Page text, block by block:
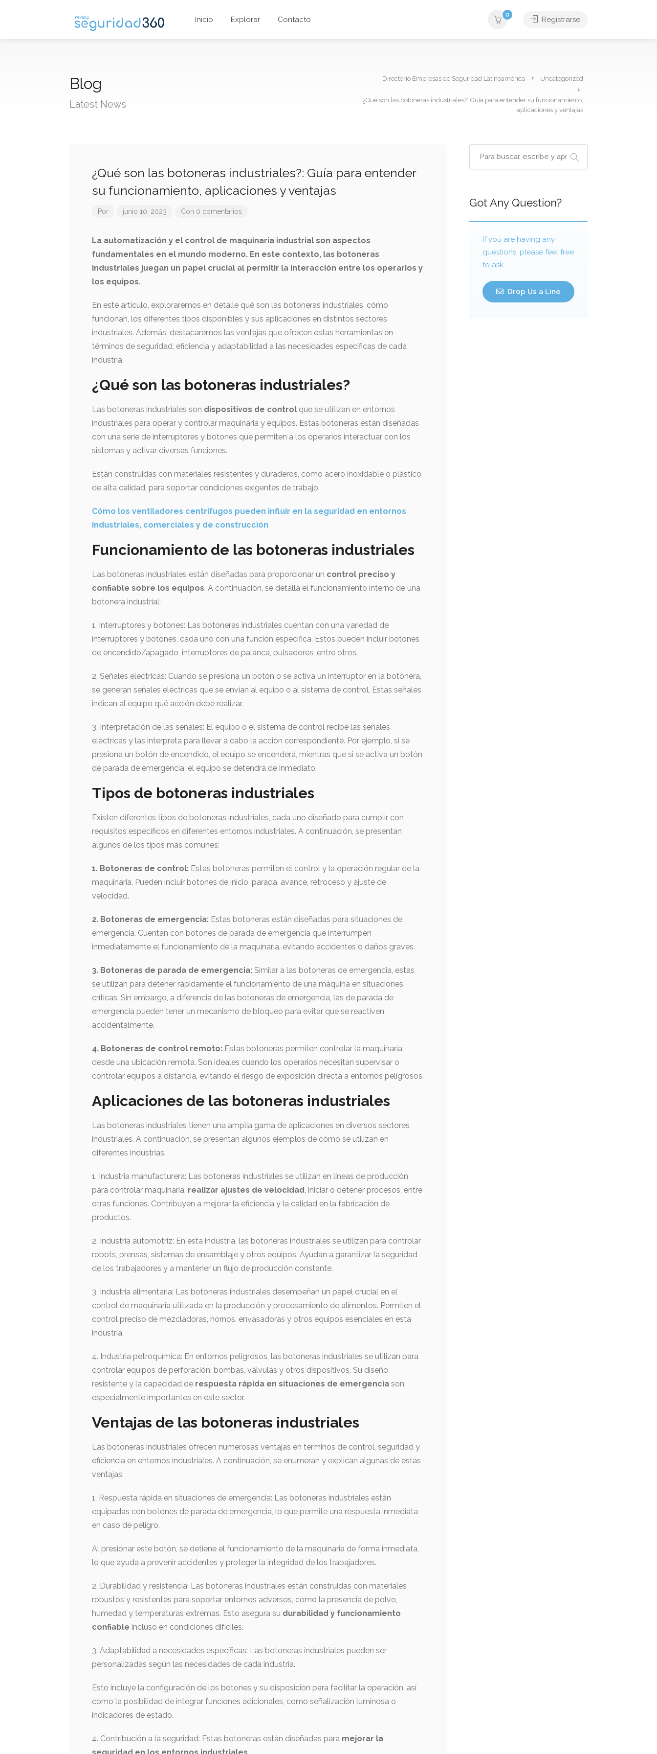
Inicio Explorar Contacto
0
Registrarse
Blog
Latest News
Directorio Empresas de Seguridad Latinoamérica Uncategorized
¿Qué son las botoneras industriales?: Guía para entender su funcionamiento,
aplicaciones y ventajas
¿Qué son las botoneras industriales?: Guía para entender
su funcionamiento, aplicaciones y ventajas
Por junio 10, 2023 Con 0 comentarios
La automatización y el control de maquinaria industrial son aspectos
fundamentales en el mundo moderno. En este contexto, las botoneras
industriales juegan un papel crucial al permitir la interacción entre los operarios y
los equipos.
En este artículo, exploraremos en detalle qué son las botoneras industriales, cómo
funcionan, los diferentes tipos disponibles y sus aplicaciones en distintos sectores
industriales. Además, destacaremos las ventajas que ofrecen estas herramientas en
términos de seguridad, eficiencia y adaptabilidad a las necesidades específicas de cada
industria.
¿Qué son las botoneras industriales?
Las botoneras industriales son dispositivos de control que se utilizan en entornos
industriales para operar y controlar maquinaria y equipos. Estas botoneras están diseñadas
con una serie de interruptores y botones que permiten a los operarios interactuar con los
sistemas y activar diversas funciones.
Están construidas con materiales resistentes y duraderos, como acero inoxidable o plástico
de alta calidad, para soportar condiciones exigentes de trabajo.
Cómo los ventiladores centrífugos pueden influir en la seguridad en entornos
industriales, comerciales y de construcción
Funcionamiento de las botoneras industriales
Las botoneras industriales están diseñadas para proporcionar un control preciso y
confiable sobre los equipos. A continuación, se detalla el funcionamiento interno de una
botonera industrial:
1. Interruptores y botones: Las botoneras industriales cuentan con una variedad de
interruptores y botones, cada uno con una función específica. Estos pueden incluir botones
de encendido/apagado, interruptores de palanca, pulsadores, entre otros.
2. Señales eléctricas: Cuando se presiona un botón o se activa un interruptor en la botonera,
se generan señales eléctricas que se envían al equipo o al sistema de control. Estas señales
indican al equipo qué acción debe realizar.
3. Interpretación de las señales: El equipo o el sistema de control recibe las señales
eléctricas y las interpreta para llevar a cabo la acción correspondiente. Por ejemplo, si se
presiona un botón de encendido, el equipo se encenderá, mientras que si se activa un botón
de parada de emergencia, el equipo se detendrá de inmediato.
Tipos de botoneras industriales
Existen diferentes tipos de botoneras industriales, cada uno diseñado para cumplir con
requisitos específicos en diferentes entornos industriales. A continuación, se presentan
algunos de los tipos más comunes:
1. Botoneras de control: Estas botoneras permiten el control y la operación regular de la
maquinaria. Pueden incluir botones de inicio, parada, avance, retroceso y ajuste de
velocidad.
2. Botoneras de emergencia: Estas botoneras están diseñadas para situaciones de
emergencia. Cuentan con botones de parada de emergencia que interrumpen
inmediatamente el funcionamiento de la maquinaria, evitando accidentes o daños graves.
3. Botoneras de parada de emergencia: Similar a las botoneras de emergencia, estas
se utilizan para detener rápidamente el funcionamiento de una máquina en situaciones
críticas. Sin embargo, a diferencia de las botoneras de emergencia, las de parada de
emergencia pueden tener un mecanismo de bloqueo para evitar que se reactiven
accidentalmente.
4. Botoneras de control remoto: Estas botoneras permiten controlar la maquinaria
desde una ubicación remota. Son ideales cuando los operarios necesitan supervisar o
controlar equipos a distancia, evitando el riesgo de exposición directa a entornos peligrosos.
Aplicaciones de las botoneras industriales
Las botoneras industriales tienen una amplia gama de aplicaciones en diversos sectores
industriales. A continuación, se presentan algunos ejemplos de cómo se utilizan en
diferentes industrias:
1. Industria manufacturera: Las botoneras industriales se utilizan en líneas de producción
para controlar maquinaria, realizar ajustes de velocidad, iniciar o detener procesos, entre
otras funciones. Contribuyen a mejorar la eficiencia y la calidad en la fabricación de
productos.
2. Industria automotriz: En esta industria, las botoneras industriales se utilizan para controlar
robots, prensas, sistemas de ensamblaje y otros equipos. Ayudan a garantizar la seguridad
de los trabajadores y a mantener un flujo de producción constante.
3. Industria alimentaria: Las botoneras industriales desempeñan un papel crucial en el
control de maquinaria utilizada en la producción y procesamiento de alimentos. Permiten el
control preciso de mezcladoras, hornos, envasadoras y otros equipos esenciales en esta
industria.
4. Industria petroquímica: En entornos peligrosos, las botoneras industriales se utilizan para
controlar equipos de perforación, bombas, válvulas y otros dispositivos. Su diseño
resistente y la capacidad de respuesta rápida en situaciones de emergencia son
especialmente importantes en este sector.
Ventajas de las botoneras industriales
Las botoneras industriales ofrecen numerosas ventajas en términos de control, seguridad y
eficiencia en entornos industriales. A continuación, se enumeran y explican algunas de estas
ventajas:
1. Respuesta rápida en situaciones de emergencia: Las botoneras industriales están
equipadas con botones de parada de emergencia, lo que permite una respuesta inmediata
en caso de peligro.
Al presionar este botón, se detiene el funcionamiento de la maquinaria de forma inmediata,
lo que ayuda a prevenir accidentes y proteger la integridad de los trabajadores.
2. Durabilidad y resistencia: Las botoneras industriales están construidas con materiales
robustos y resistentes para soportar entornos adversos, como la presencia de polvo,
humedad y temperaturas extremas. Esto asegura su durabilidad y funcionamiento
confiable incluso en condiciones difíciles.
3. Adaptabilidad a necesidades específicas: Las botoneras industriales pueden ser
personalizadas según las necesidades de cada industria.
Esto incluye la configuración de los botones y su disposición para facilitar la operación, así
como la posibilidad de integrar funciones adicionales, como señalización luminosa o
indicadores de estado.
4. Contribución a la seguridad: Estas botoneras están diseñadas para mejorar la
Got Any Question?
If you are having any
questions, please feel free
to ask.
Drop Us a Line